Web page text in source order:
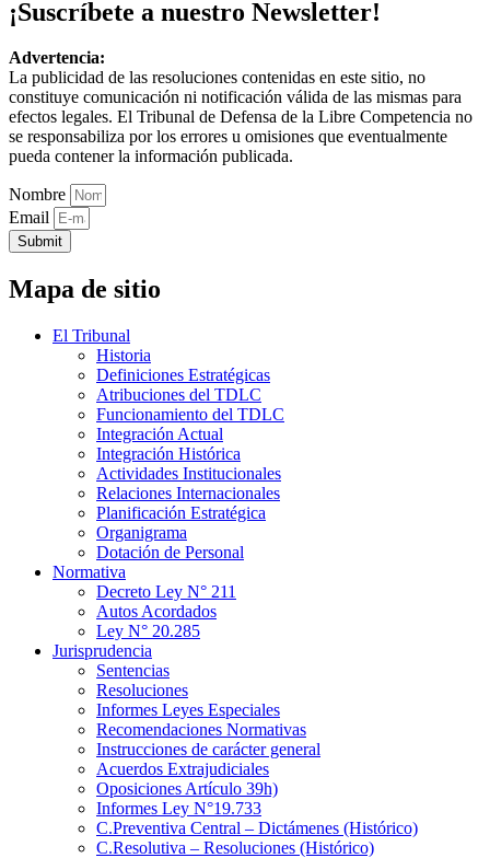
¡Suscríbete a nuestro Newsletter!
Advertencia:
La publicidad de las resoluciones contenidas en este sitio, no
constituye comunicación ni notificación válida de las mismas para
efectos legales. El Tribunal de Defensa de la Libre Competencia no
se responsabiliza por los errores u omisiones que eventualmente
pueda contener la información publicada.
Nombre
Email
Submit
Mapa de sitio
El Tribunal
Historia
Definiciones Estratégicas
Atribuciones del TDLC
Funcionamiento del TDLC
Integración Actual
Integración Histórica
Actividades Institucionales
Relaciones Internacionales
Planificación Estratégica
Organigrama
Dotación de Personal
Normativa
Decreto Ley N° 211
Autos Acordados
Ley N° 20.285
Jurisprudencia
Sentencias
Resoluciones
Informes Leyes Especiales
Recomendaciones Normativas
Instrucciones de carácter general
Acuerdos Extrajudiciales
Oposiciones Artículo 39h)
Informes Ley N°19.733
C.Preventiva Central – Dictámenes (Histórico)
C.Resolutiva – Resoluciones (Histórico)